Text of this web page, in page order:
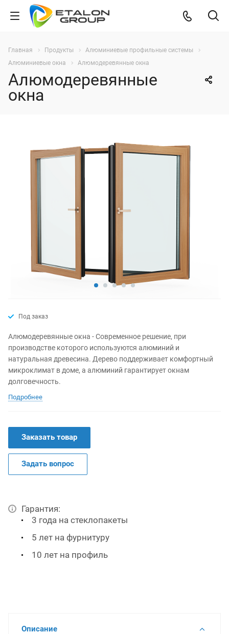
Главная Продукты
Алюминиевые профильные системы
Алюминиевые окна
Алюмодеревянные окна
Алюмодеревянные
окна
Под заказ
Алюмодеревянные окна - Современное решение, при
производстве которого используются алюминий и
натуральная древесина. Дерево поддерживает комфортный
микроклимат в доме, а алюминий гарантирует окнам
долговечность.
Подробнее
Заказать товар
Задать вопрос
Гарантия:
3 года на стеклопакеты
5 лет на фурнитуру
10 лет на профиль
Описание